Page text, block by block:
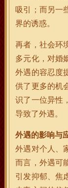
吸引；而另一
界的诱惑。
再者，社会环
多元化，对婚
外遇的容忍度
供了更多的机
识了一位异性
导致了外遇。
外遇的影响与
外遇对个人、
而言，外遇可
引发抑郁、焦